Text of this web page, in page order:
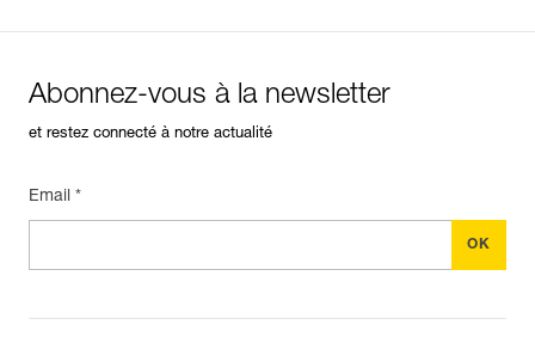
Abonnez-vous à la newsletter
et restez connecté à notre actualité
Email *